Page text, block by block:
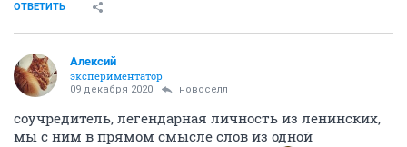
ОТВЕТИТЬ
Алексий
экспериментатор
09 декабря 2020 новоселл
соучредитель, легендарная личность из ленинских,
мы с ним в прямом смысле слов из одной